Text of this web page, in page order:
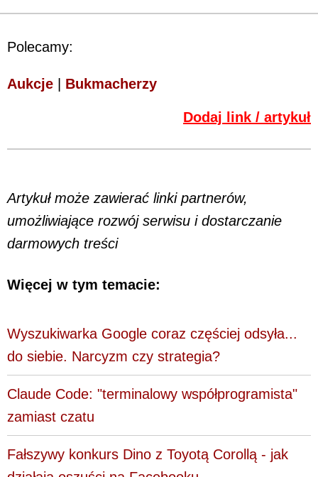
Polecamy:
Aukcje Bukmacherzy
Dodaj link / artykuł
Artykuł może zawierać linki partnerów,
umożliwiające rozwój serwisu i dostarczanie
darmowych treści
Więcej w tym temacie:
Wyszukiwarka Google coraz częściej odsyła...
do siebie. Narcyzm czy strategia?
Claude Code: "terminalowy współprogramista"
zamiast czatu
Fałszywy konkurs Dino z Toyotą Corollą - jak